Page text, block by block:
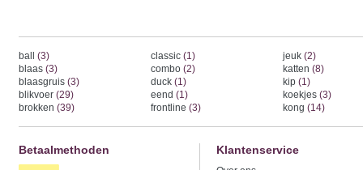
ball (3)
blaas (3)
blaasgruis (3)
blikvoer (29)
brokken (39)
classic (1)
combo (2)
duck (1)
eend (1)
frontline (3)
jeuk (2)
katten (8)
kip (1)
koekjes (3)
kong (14)
Betaalmethoden Klantenservice